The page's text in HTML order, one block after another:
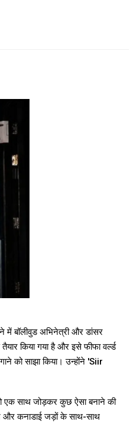
में बॉलीवुड अभिनेत्री और डांसर
किया गया है और इसे फीफा वर्ल्ड
को साझा किया। उन्होंने 'Siir
एक साथ जोड़कर कुछ ऐसा बनाने की
और कनाडाई जड़ों के साथ-साथ